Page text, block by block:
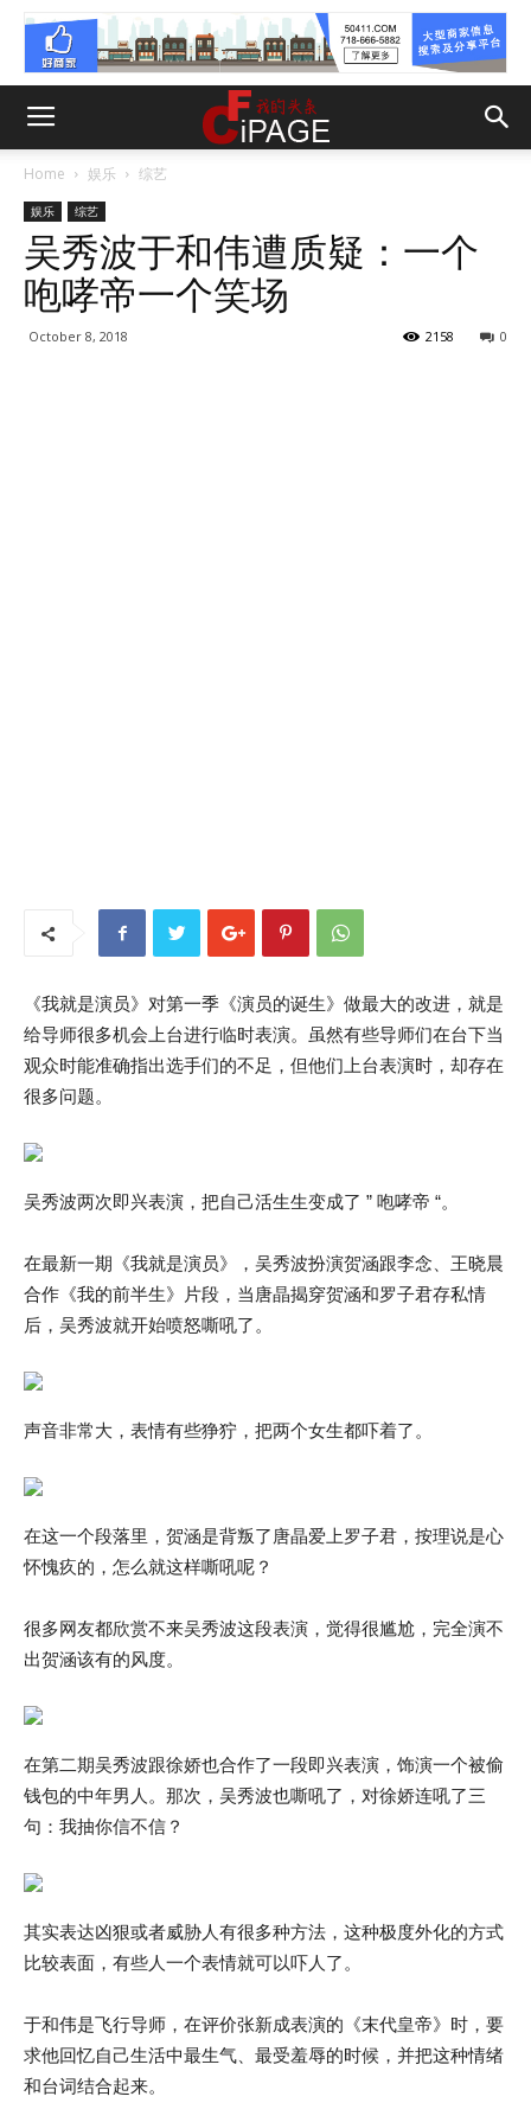
Home 娱乐 综艺
娱乐 综艺
吴秀波于和伟遭质疑：一个
咆哮帝一个笑场
October 8, 2018 0
2158
《我就是演员》对第一季《演员的诞生》做最大的改进，就是
给导师很多机会上台进行临时表演。虽然有些导师们在台下当
观众时能准确指出选手们的不足，但他们上台表演时，却存在
很多问题。
吴秀波两次即兴表演，把自己活生生变成了 ” 咆哮帝 “。
在最新一期《我就是演员》，吴秀波扮演贺涵跟李念、王晓晨
合作《我的前半生》片段，当唐晶揭穿贺涵和罗子君存私情
后，吴秀波就开始喷怒嘶吼了。
声音非常大，表情有些狰狞，把两个女生都吓着了。
在这一个段落里，贺涵是背叛了唐晶爱上罗子君，按理说是心
怀愧疚的，怎么就这样嘶吼呢？
很多网友都欣赏不来吴秀波这段表演，觉得很尴尬，完全演不
出贺涵该有的风度。
在第二期吴秀波跟徐娇也合作了一段即兴表演，饰演一个被偷
钱包的中年男人。那次，吴秀波也嘶吼了，对徐娇连吼了三
句：我抽你信不信？
其实表达凶狠或者威胁人有很多种方法，这种极度外化的方式
比较表面，有些人一个表情就可以吓人了。
于和伟是飞行导师，在评价张新成表演的《末代皇帝》时，要
求他回忆自己生活中最生气、最受羞辱的时候，并把这种情绪
和台词结合起来。